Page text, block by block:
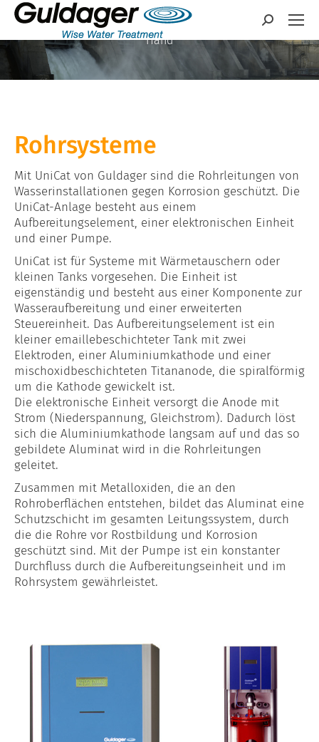
Search:
Lösungen und
Equipment aus einer
Hand
Rohrsysteme
Mit UniCat von Guldager sind die Rohrleitungen von
Wasserinstallationen gegen Korrosion geschützt. Die
UniCat-Anlage besteht aus einem
Aufbereitungselement, einer elektronischen Einheit
und einer Pumpe.
UniCat ist für Systeme mit Wärmetauschern oder
kleinen Tanks vorgesehen. Die Einheit ist
eigenständig und besteht aus einer Komponente zur
Wasseraufbereitung und einer erweiterten
Steuereinheit. Das Aufbereitungselement ist ein
kleiner emaillebeschichteter Tank mit zwei
Elektroden, einer Aluminiumkathode und einer
mischoxidbeschichteten Titananode, die spiralförmig
um die Kathode gewickelt ist.
Die elektronische Einheit versorgt die Anode mit
Strom (Niederspannung, Gleichstrom). Dadurch löst
sich die Aluminiumkathode langsam auf und das so
gebildete Aluminat wird in die Rohrleitungen
geleitet.
Zusammen mit Metalloxiden, die an den
Rohroberflächen entstehen, bildet das Aluminat eine
Schutzschicht im gesamten Leitungssystem, durch
die die Rohre vor Rostbildung und Korrosion
geschützt sind. Mit der Pumpe ist ein konstanter
Durchfluss durch die Aufbereitungseinheit und im
Rohrsystem gewährleistet.